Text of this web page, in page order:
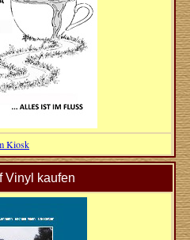
Kiosk
Vinyl kaufen